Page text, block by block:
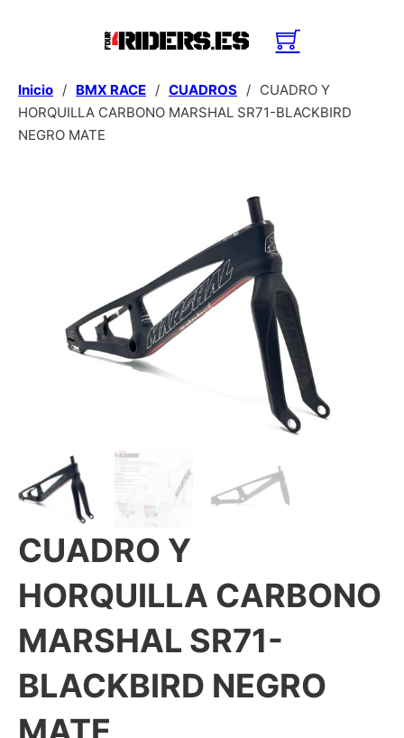
Inicio / BMX RACE / CUADROS / CUADRO Y
HORQUILLA CARBONO MARSHAL SR71-BLACKBIRD
NEGRO MATE
CUADRO Y
HORQUILLA CARBONO
MARSHAL SR71-
BLACKBIRD NEGRO